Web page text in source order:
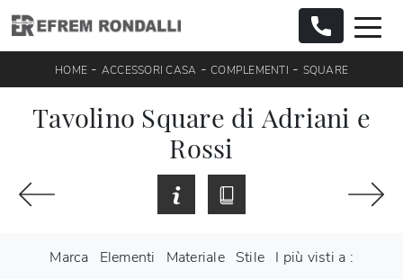
HOME - ACCESSORI CASA - COMPLEMENTI - SQUARE
Tavolino Square di Adriani e
Rossi
Marca Elementi Materiale Stile I più visti a :